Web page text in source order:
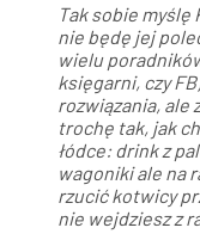
Tak sobie myślę
nie będę jej
wielu
księgarni, czy
rozwiązania, ale
trochę tak, jak
łódce: drink z
wagoniki ale na
rzucić kotwicy
nie wejdziesz z